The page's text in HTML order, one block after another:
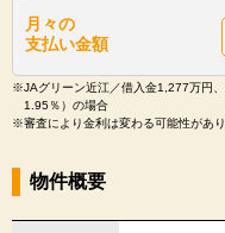
月々の
支払い金額
※JAグリーン近江／借入金1,277万円
1.95％）の場合
※審査により金利は変わる可能性があり
物件概要